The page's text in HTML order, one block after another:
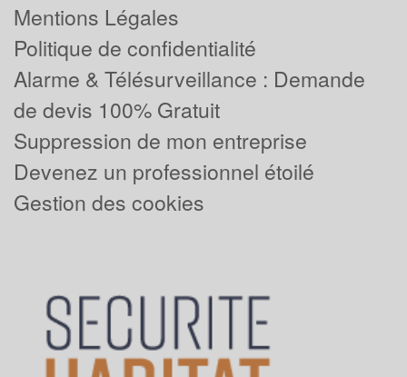
Mentions Légales
Politique de confidentialité
Alarme & Télésurveillance : Demande
de devis 100% Gratuit
Suppression de mon entreprise
Devenez un professionnel étoilé
Gestion des cookies